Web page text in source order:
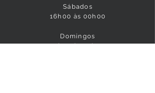
Sábados
16h00 às 00h00
Domingos
14h00 às 22h00